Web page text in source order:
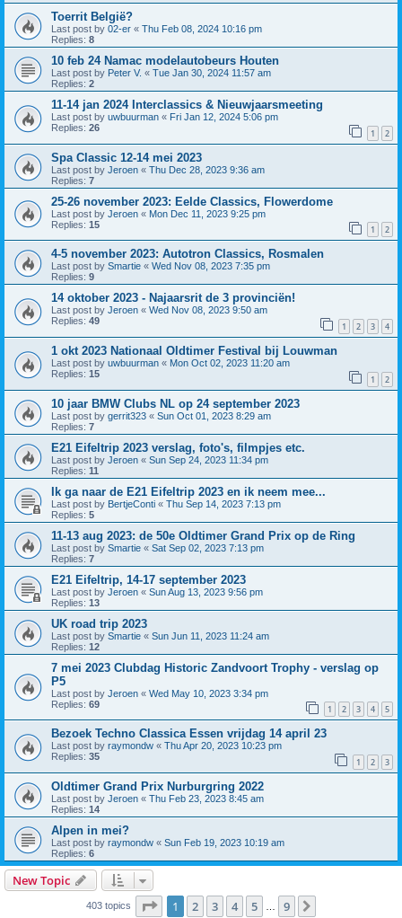
Toerrit België?
Last post by 02-er « Thu Feb 08, 2024 10:16 pm
Replies: 8
10 feb 24 Namac modelautobeurs Houten
Last post by Peter V. « Tue Jan 30, 2024 11:57 am
Replies: 2
11-14 jan 2024 Interclassics & Nieuwjaarsmeeting
Last post by uwbuurman « Fri Jan 12, 2024 5:06 pm
Replies: 26 1 2
Spa Classic 12-14 mei 2023
Last post by Jeroen « Thu Dec 28, 2023 9:36 am
Replies: 7
25-26 november 2023: Eelde Classics, Flowerdome
Last post by Jeroen « Mon Dec 11, 2023 9:25 pm
Replies: 15 1 2
4-5 november 2023: Autotron Classics, Rosmalen
Last post by Smartie « Wed Nov 08, 2023 7:35 pm
Replies: 9
14 oktober 2023 - Najaarsrit de 3 provinciën!
Last post by Jeroen « Wed Nov 08, 2023 9:50 am
Replies: 49 1 2 3 4
1 okt 2023 Nationaal Oldtimer Festival bij Louwman
Last post by uwbuurman « Mon Oct 02, 2023 11:20 am
Replies: 15 1 2
10 jaar BMW Clubs NL op 24 september 2023
Last post by gerrit323 « Sun Oct 01, 2023 8:29 am
Replies: 7
E21 Eifeltrip 2023 verslag, foto's, filmpjes etc.
Last post by Jeroen « Sun Sep 24, 2023 11:34 pm
Replies: 11
Ik ga naar de E21 Eifeltrip 2023 en ik neem mee...
Last post by BertjeConti « Thu Sep 14, 2023 7:13 pm
Replies: 5
11-13 aug 2023: de 50e Oldtimer Grand Prix op de Ring
Last post by Smartie « Sat Sep 02, 2023 7:13 pm
Replies: 7
E21 Eifeltrip, 14-17 september 2023
Last post by Jeroen « Sun Aug 13, 2023 9:56 pm
Replies: 13
UK road trip 2023
Last post by Smartie « Sun Jun 11, 2023 11:24 am
Replies: 12
7 mei 2023 Clubdag Historic Zandvoort Trophy - verslag op
P5
Last post by Jeroen « Wed May 10, 2023 3:34 pm
Replies: 69 1 2 3 4 5
Bezoek Techno Classica Essen vrijdag 14 april 23
Last post by raymondw « Thu Apr 20, 2023 10:23 pm
Replies: 35 1 2 3
Oldtimer Grand Prix Nurburgring 2022
Last post by Jeroen « Thu Feb 23, 2023 8:45 am
Replies: 14
Alpen in mei?
Last post by raymondw « Sun Feb 19, 2023 10:19 am
Replies: 6
New Topic
403 topics Page 1of 9
1 2 3 4 5 9